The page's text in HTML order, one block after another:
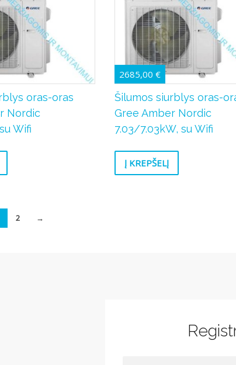
oras-oras
Nordic
Wifi
2685,00 €
Šilumos siurblys oras-
Gree Amber Nordic
7.03/7.03kW, su Wifi
Į KREPŠELĮ
2 →